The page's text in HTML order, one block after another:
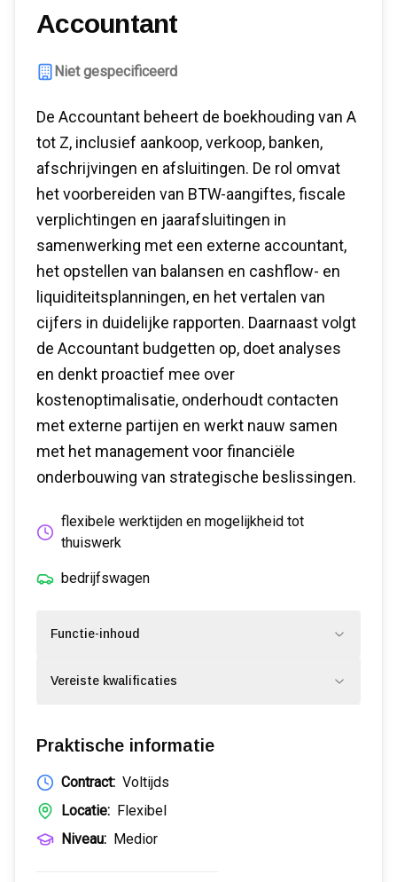
Accountant
Niet gespecificeerd
De Accountant beheert de boekhouding van A
tot Z, inclusief aankoop, verkoop, banken,
afschrijvingen en afsluitingen. De rol omvat
het voorbereiden van BTW-aangiftes, fiscale
verplichtingen en jaarafsluitingen in
samenwerking met een externe accountant,
het opstellen van balansen en cashflow- en
liquiditeitsplanningen, en het vertalen van
cijfers in duidelijke rapporten. Daarnaast volgt
de Accountant budgetten op, doet analyses
en denkt proactief mee over
kostenoptimalisatie, onderhoudt contacten
met externe partijen en werkt nauw samen
met het management voor financiële
onderbouwing van strategische beslissingen.
flexibele werktijden en mogelijkheid tot
thuiswerk
bedrijfswagen
Functie-inhoud
Vereiste kwalificaties
Praktische informatie
Contract: Voltijds
Locatie: Flexibel
Niveau: Medior